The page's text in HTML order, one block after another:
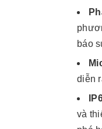
báo
diễn
và